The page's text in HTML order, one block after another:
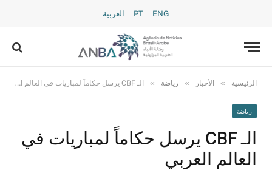
PT ENG العربية
الرئيسية » الأخبار » رياضة » الـ CBF يرسل حكاماً لمباريات في العالم العربي
رياضة
الـ CBF يرسل حكاماً لمباريات في
العالم العربي